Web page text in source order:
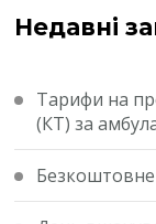
Недавні
Тарифи на
(КТ) за
Безкоштовне